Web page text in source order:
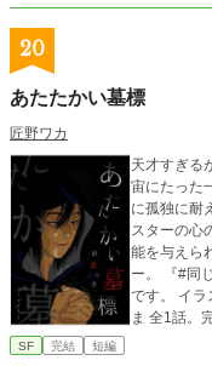
20
あたたかい墓標
匠野ワカ
天才すぎる
宙にたった一人
に孤独に耐
スターの心
能を与えら
ー。 『#同じタイトルで遊ぼう』という企画に寄稿したお話
です。 イラスト・コーヤダーイ様／表紙デザイン・NeCCoさ
ま 全1話。完結済みです。 全年齢向けでややSF風味。ほんの
SF 完結 短編